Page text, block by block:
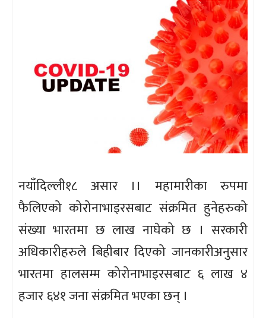
नयाँदिल्ली१८ असार ।। महामारीका रुपमा
फैलिएको कोरोनाभाइरसबाट संक्रमित हुनेहरुको
संख्या भारतमा छ लाख नाघेको छ । सरकारी
अधिकारीहरुले बिहीबार दिएको जानकारीअनुसार
भारतमा हालसम्म कोरोनाभाइरसबाट ६ लाख ४
हजार ६४१ जना संक्रमित भएका छन् ।